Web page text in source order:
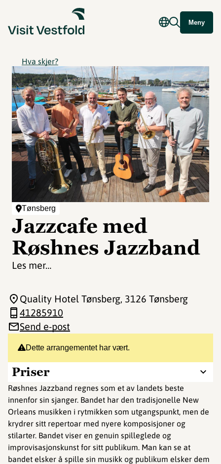
Meny
Hva skjer?
Tønsberg
Jazzcafe med
Røshnes Jazzband
Les mer…
Dette arrangementet har vært.
Priser
Røshnes Jazzband regnes som et av landets beste
innenfor sin sjanger. Bandet har den tradisjonelle New
Orleans musikken i rytmikken som utgangspunkt, men de
krydrer sitt repertoar med nyere komposisjoner og
stilarter. Bandet viser en genuin spilleglede og
improvisasjonskunst for sitt publikum. Man kan se at
bandet elsker å spille sin musikk og publikum elsker dem
Quality Hotel Tønsberg, 3126 Tønsberg
41285910
Send e-post